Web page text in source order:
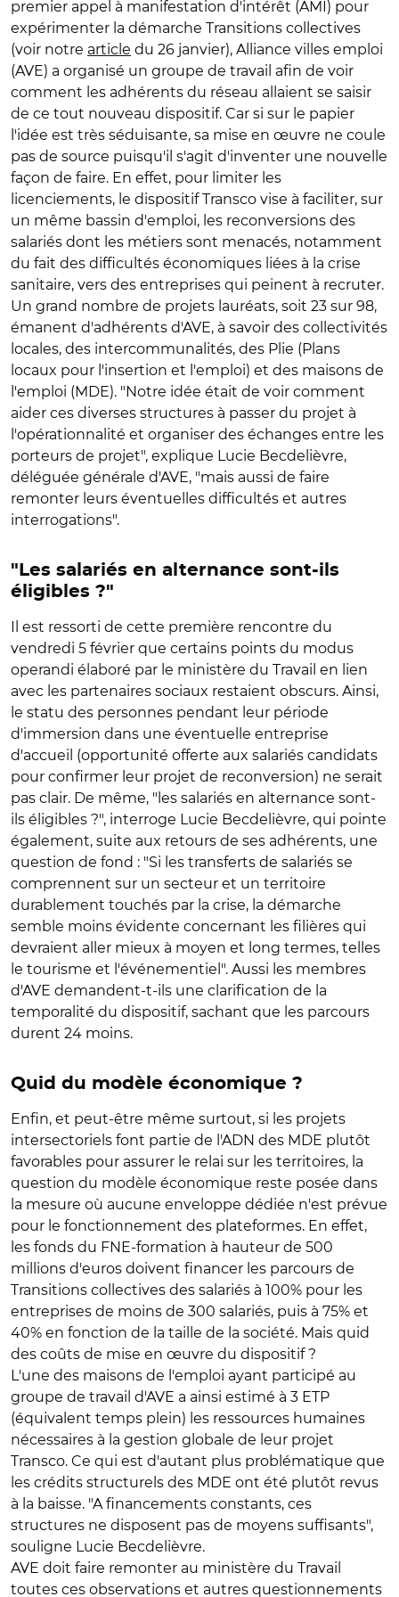
premier appel à manifestation d'intérêt (AMI) pour
expérimenter la démarche Transitions collectives
(voir notre article du 26 janvier), Alliance villes emploi
(AVE) a organisé un groupe de travail afin de voir
comment les adhérents du réseau allaient se saisir
de ce tout nouveau dispositif. Car si sur le papier
l'idée est très séduisante, sa mise en œuvre ne coule
pas de source puisqu'il s'agit d'inventer une nouvelle
façon de faire. En effet, pour limiter les
licenciements, le dispositif Transco vise à faciliter, sur
un même bassin d'emploi, les reconversions des
salariés dont les métiers sont menacés, notamment
du fait des difficultés économiques liées à la crise
sanitaire, vers des entreprises qui peinent à recruter.
Un grand nombre de projets lauréats, soit 23 sur 98,
émanent d'adhérents d'AVE, à savoir des collectivités
locales, des intercommunalités, des Plie (Plans
locaux pour l'insertion et l'emploi) et des maisons de
l'emploi (MDE). "Notre idée était de voir comment
aider ces diverses structures à passer du projet à
l'opérationnalité et organiser des échanges entre les
porteurs de projet", explique Lucie Becdelièvre,
déléguée générale d'AVE, "mais aussi de faire
remonter leurs éventuelles difficultés et autres
interrogations".
"Les salariés en alternance sont-ils
éligibles ?"
Il est ressorti de cette première rencontre du
vendredi 5 février que certains points du modus
operandi élaboré par le ministère du Travail en lien
avec les partenaires sociaux restaient obscurs. Ainsi,
le statu des personnes pendant leur période
d'immersion dans une éventuelle entreprise
d'accueil (opportunité offerte aux salariés candidats
pour confirmer leur projet de reconversion) ne serait
pas clair. De même, "les salariés en alternance sont-
ils éligibles ?", interroge Lucie Becdelièvre, qui pointe
également, suite aux retours de ses adhérents, une
question de fond : "Si les transferts de salariés se
comprennent sur un secteur et un territoire
durablement touchés par la crise, la démarche
semble moins évidente concernant les filières qui
devraient aller mieux à moyen et long termes, telles
le tourisme et l'événementiel". Aussi les membres
d'AVE demandent-t-ils une clarification de la
temporalité du dispositif, sachant que les parcours
durent 24 moins.
Quid du modèle économique ?
Enfin, et peut-être même surtout, si les projets
intersectoriels font partie de l'ADN des MDE plutôt
favorables pour assurer le relai sur les territoires, la
question du modèle économique reste posée dans
la mesure où aucune enveloppe dédiée n'est prévue
pour le fonctionnement des plateformes. En effet,
les fonds du FNE-formation à hauteur de 500
millions d'euros doivent financer les parcours de
Transitions collectives des salariés à 100% pour les
entreprises de moins de 300 salariés, puis à 75% et
40% en fonction de la taille de la société. Mais quid
des coûts de mise en œuvre du dispositif ?
L'une des maisons de l'emploi ayant participé au
groupe de travail d'AVE a ainsi estimé à 3 ETP
(équivalent temps plein) les ressources humaines
nécessaires à la gestion globale de leur projet
Transco. Ce qui est d'autant plus problématique que
les crédits structurels des MDE ont été plutôt revus
à la baisse. "A financements constants, ces
structures ne disposent pas de moyens suffisants",
souligne Lucie Becdelièvre.
AVE doit faire remonter au ministère du Travail
toutes ces observations et autres questionnements